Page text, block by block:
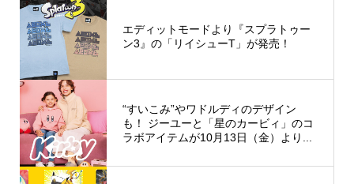
エディットモードより『スプラトゥー
ン3』の「リイシューT」が発売！
“すいこみ”やワドルディのデザイン
も！ ジーユーと「星のカービィ」のコ
ラボアイテムが10月13日（金）より...